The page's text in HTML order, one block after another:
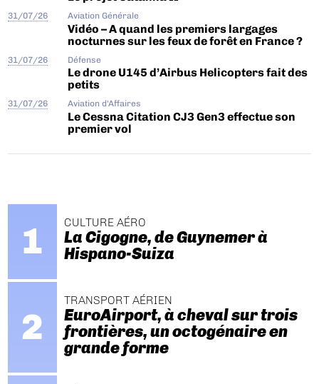
31/07/26 Aviation Générale
Vidéo – A quand les premiers largages
nocturnes sur les feux de forêt en France ?
31/07/26 Défense
Le drone U145 d’Airbus Helicopters fait des
petits
31/07/26 Aviation d'Affaires
Le Cessna Citation CJ3 Gen3 effectue son
premier vol
CULTURE AÉRO
La Cigogne, de Guynemer à
Hispano-Suiza
TRANSPORT AÉRIEN
EuroAirport, à cheval sur trois
frontières, un octogénaire en
grande forme